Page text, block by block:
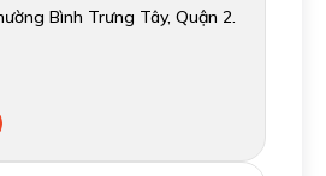
Bình Trưng Tây, Quận 2.